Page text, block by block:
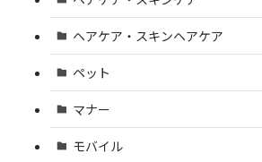
ヘアケア・スキンヘアケア
ペット
マナー
モバイル